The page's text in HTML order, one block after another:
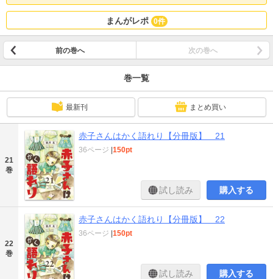
まんがレポ 0件
前の巻へ 次の巻へ
巻一覧
最新刊 まとめ買い
21
巻
赤子さんはかく語れり【分冊版】 21
36ページ 150pt
試し読み 購入する
22
巻
赤子さんはかく語れり【分冊版】 22
36ページ 150pt
試し読み 購入する